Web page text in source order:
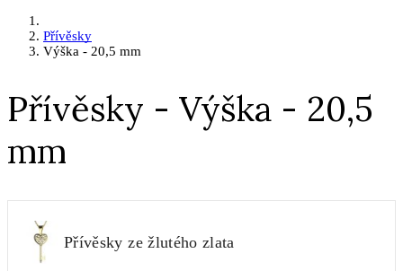
Přívěsky
Výška - 20,5 mm
Přívěsky - Výška - 20,5
mm
Přívěsky ze žlutého zlata